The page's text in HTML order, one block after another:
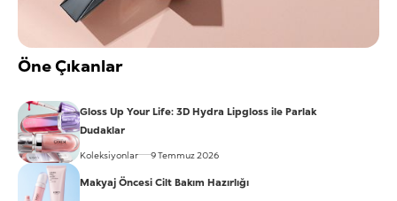
Öne Çıkanlar
Gloss Up Your Life: 3D Hydra Lipgloss ile Parlak
Dudaklar
Koleksiyonlar 9 Temmuz 2026
Makyaj Öncesi Cilt Bakım Hazırlığı